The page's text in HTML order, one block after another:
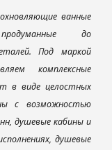
ванные
до
Под маркой
комплексные
в виде целостных
с возможностью
душевые кабины и
душевые